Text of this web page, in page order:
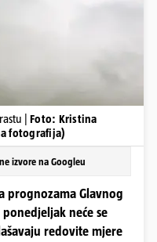
| Foto: Kristina
fotografija)
izvore na Googleu
prognozama Glavnog
neće se
redovite mjere